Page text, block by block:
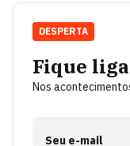
Fique
Nos
Seu e-mail
DESPERTA